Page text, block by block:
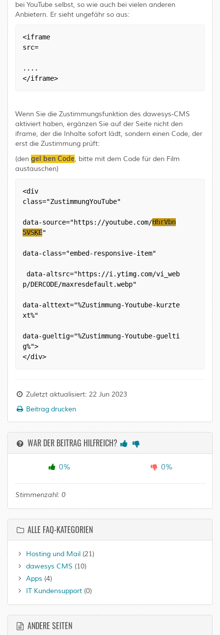
bei YouTube selbst, so wie auch bei vielen anderen
Anbietern. Er sieht ungefähr so aus:
<iframe
src=
....
</iframe>
Wenn Sie die Zustimmungsfunktion des dawesys-CMS
aktiviert haben, ergänzen Sie auf der Seite nicht den
iframe, der die Inhalte sofort lädt, sondern einen Code, der
erst die Zustimmung prüft:
(den gel ben Code, bitte mit dem Code für den Film
austauschen)
<div
class="ZustimmungYouTube"
data-source="https://youtube.com/HhrVbn
5VSKE"
data-class="embed-responsive-item"
p/DERCODE/maxresdefault.webp"
data-alttext="%Zustimmung-Youtube-kurzte
xt%"
data-gueltig="%Zustimmung-Youtube-guelti
g%">
</div>
Zuletzt aktualisiert: 22 Jun 2023
Beitrag drucken
WAR DER BEITRAG HILFREICH?
0% 0%
Stimmenzahl: 0
ALLE FAQ-KATEGORIEN
Hosting und Mail (21)
dawesys CMS (10)
Apps (4)
IT Kundensupport (0)
ANDERE SEITEN